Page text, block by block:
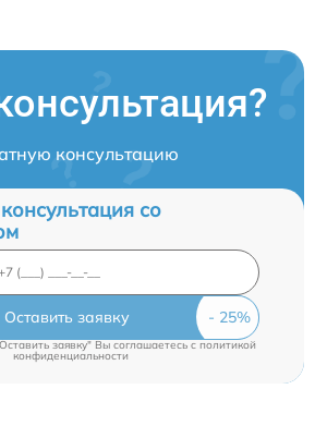
консультацию
со
Оставить заявку
заявку" Вы соглашаетесь cполитикой
конфиденциальности